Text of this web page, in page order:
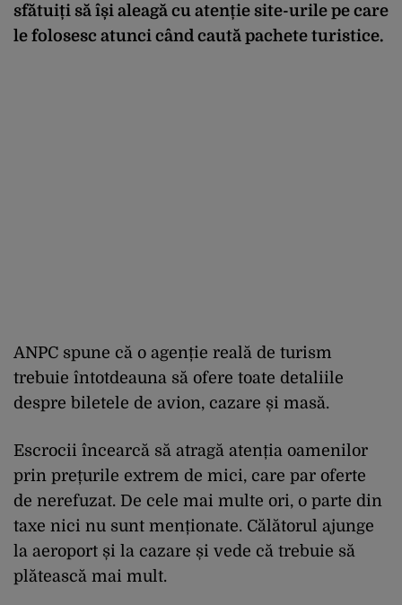
sfătuiți să își aleagă cu atenție site-urile pe care
le folosesc atunci când caută pachete turistice.
ANPC spune că o agenție reală de turism
trebuie întotdeauna să ofere toate detaliile
despre biletele de avion, cazare și masă.
Escrocii încearcă să atragă atenția oamenilor
prin prețurile extrem de mici, care par oferte
de nerefuzat. De cele mai multe ori, o parte din
taxe nici nu sunt menționate. Călătorul ajunge
la aeroport și la cazare și vede că trebuie să
plătească mai mult.